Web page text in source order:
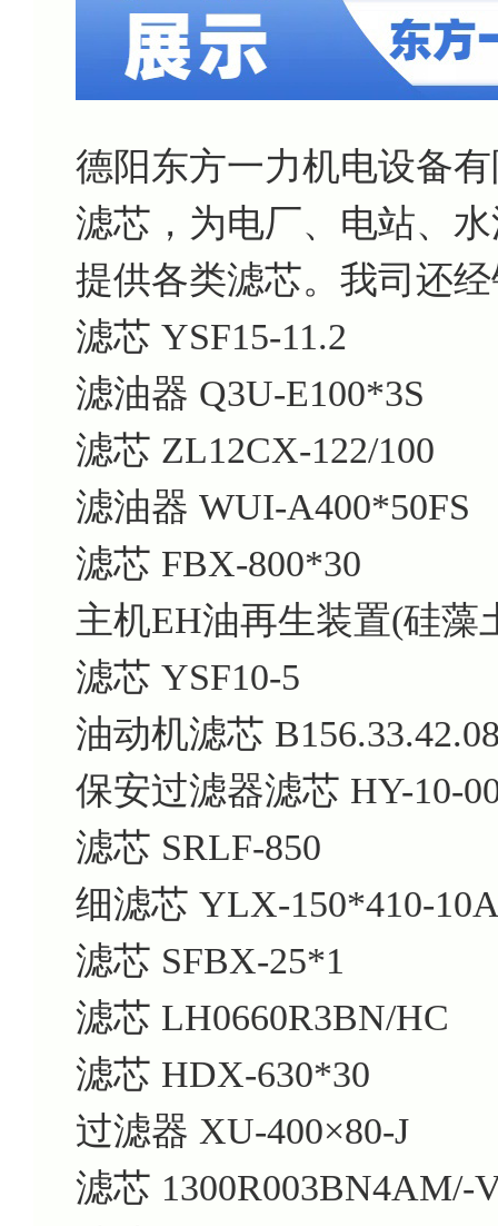
德阳东方一力机电设备
滤芯，为电厂、电站、
提供各类滤芯。我司还
滤芯 YSF15-11.2
滤油器 Q3U-E100*3S
滤芯 ZL12CX-122/100
滤油器 WUI-A400*50FS
滤芯 FBX-800*30
主机EH油再生装置(硅藻
滤芯 YSF10-5
油动机滤芯
保安过滤器滤芯 HY-10-
滤芯 SRLF-850
细滤芯 YLX-150*410-
滤芯 SFBX-25*1
滤芯 LH0660R3BN/HC
滤芯 HDX-630*30
过滤器 XU-400×80-J
滤芯 1300R003BN4AM/-